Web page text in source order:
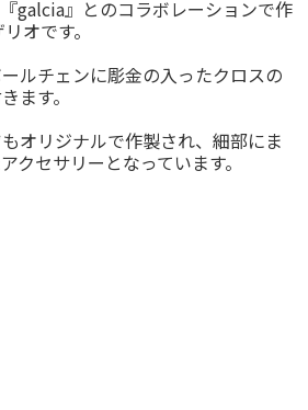
galcia』とのコラボレーションで作
オです。
ルチェンに彫金の入ったクロスの
ます。
オリジナルで作製され、細部にま
クセサリーとなっています。